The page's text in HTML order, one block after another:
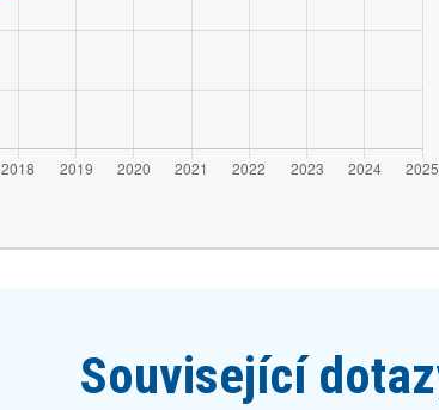
Související